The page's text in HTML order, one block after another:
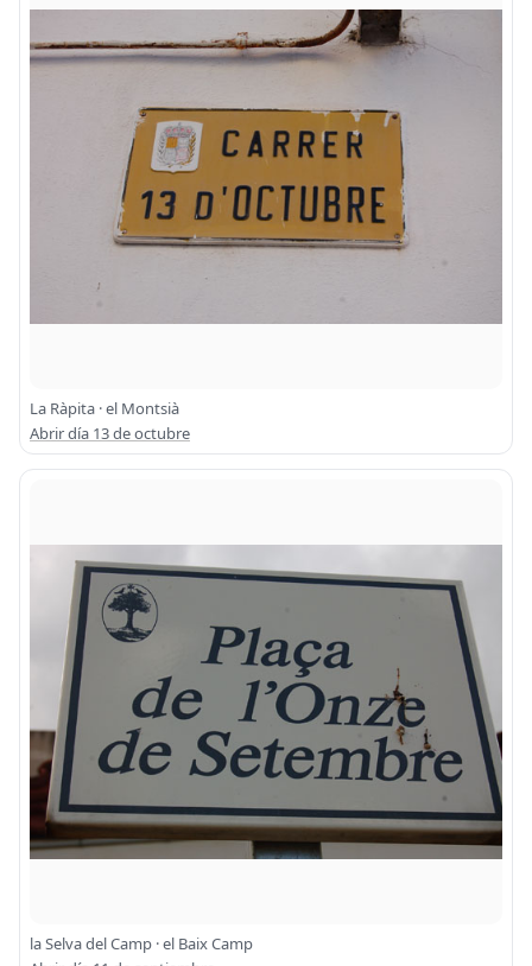
La Ràpita · el Montsià
Abrir día 13 de octubre
la Selva del Camp · el Baix Camp